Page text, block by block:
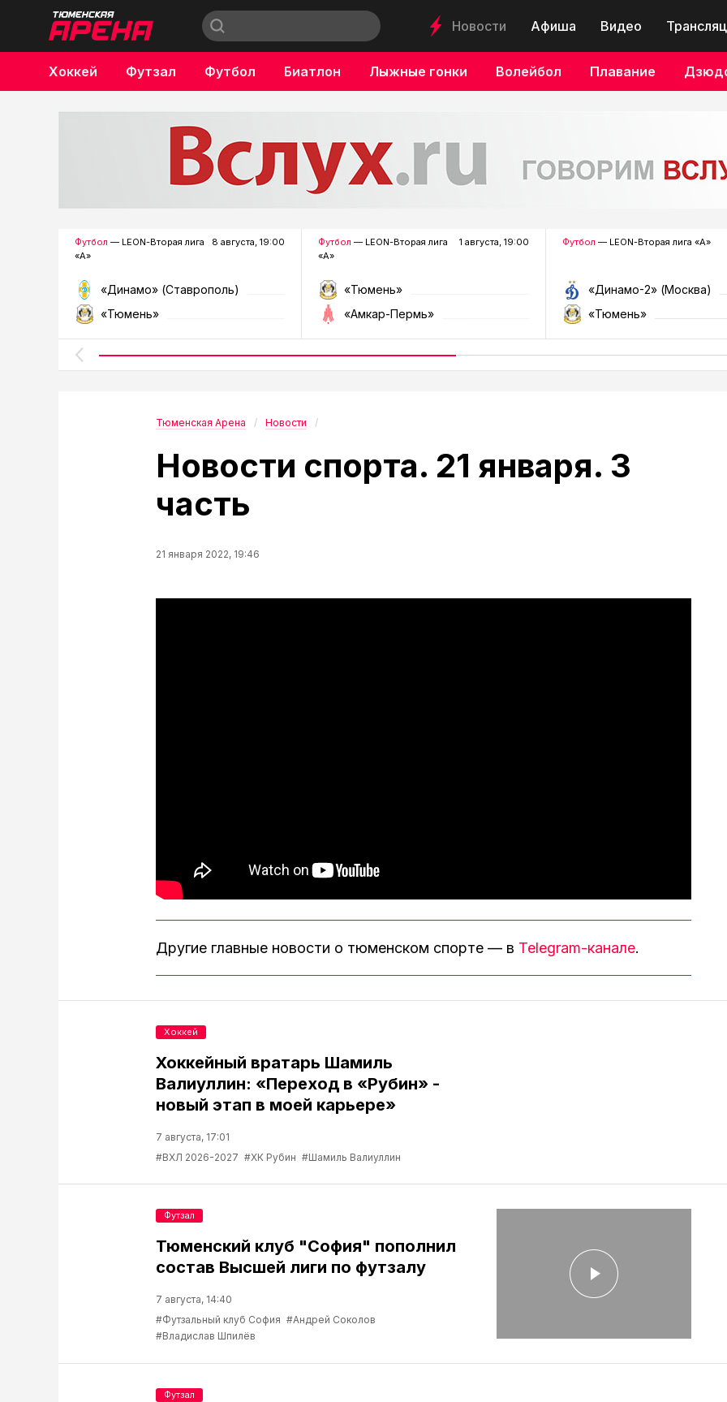
Новости Афиша Видео
Хоккей Футзал Футбол Биатлон Лыжные гонки Волейбол Плавание
Бокс
Футбол — LEON-Вторая лига
«А»
8 августа, 19:00
«Динамо» (Ставрополь)
«Тюмень»
Футбол — LEON-Вторая лига
«А»
1 августа, 19:00
«Тюмень»
«Амкар-Пермь»
Футбол — LEON-Вторая лига «А»
«Динамо-2» (Москва)
«Тюмень»
Тюменская Арена Новости
Новости спорта. 21 января. 3
часть
21 января 2022, 19:46
Другие главные новости о тюменском спорте — в Telegram-канале.
Хоккейный вратарь Шамиль
Валиуллин: «Переход в «Рубин» -
новый этап в моей карьере»
7 августа, 17:01
#ВХЛ 2026-2027 #ХК Рубин #Шамиль Валиуллин
Хоккей
Тюменский клуб "София" пополнил
состав Высшей лиги по футзалу
7 августа, 14:40
#Футзальный клуб София #Андрей Соколов
#Владислав Шпилёв
Футзал
Футзал